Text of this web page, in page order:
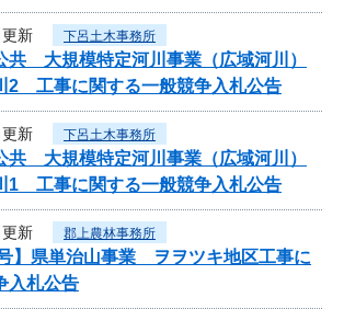
新 下呂土木事務所
共 大規模特定河川事業（広域河川）
2 工事に関する一般競争入札公告
新 下呂土木事務所
共 大規模特定河川事業（広域河川）
1 工事に関する一般競争入札公告
新 郡上農林事務所
】県単治山事業 ヲヲツキ地区工事に
入札公告